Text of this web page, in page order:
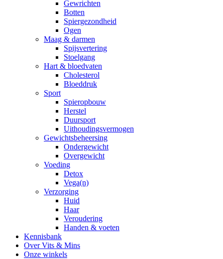
Gewrichten
Botten
Spiergezondheid
Ogen
Maag & darmen
Spijsvertering
Stoelgang
Hart & bloedvaten
Cholesterol
Bloeddruk
Sport
Spieropbouw
Herstel
Duursport
Uithoudingsvermogen
Gewichtsbeheersing
Ondergewicht
Overgewicht
Voeding
Detox
Vega(n)
Verzorging
Huid
Haar
Veroudering
Handen & voeten
Kennisbank
Over Vits & Mins
Onze winkels